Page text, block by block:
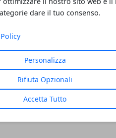
dare il tuo consenso.
Personalizza
Rifiuta Opzionali
Accetta Tutto